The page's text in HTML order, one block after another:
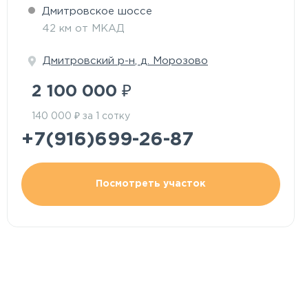
Дмитровское шоссе
42 км от МКАД
Дмитровский р-н д. Морозово
2 100 000 ₽
140 000 ₽ за 1 сотку
+7(916)699-26-87
Посмотреть участок